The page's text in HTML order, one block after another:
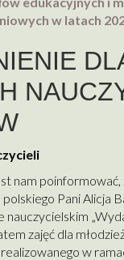
w latach
nam poinformować,
Pani Alicja
nauczycielskim
zajęć dla
w